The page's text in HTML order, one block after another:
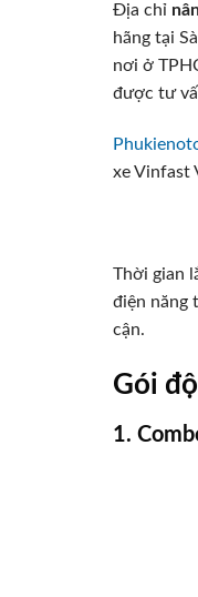
Địa chỉ
hãng tại
nơi ở
được tư
xe Vinfast
Thời gian
điện năng
cận.
Gói
1.